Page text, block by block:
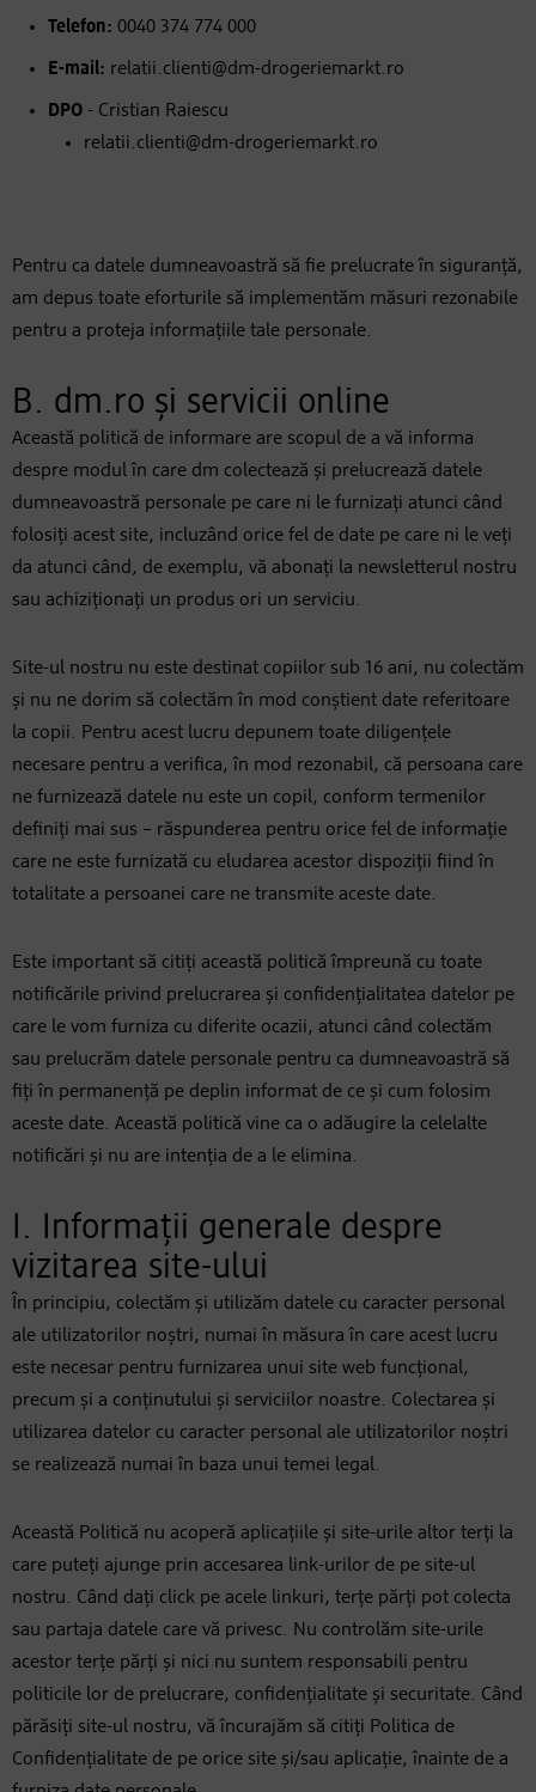
Telefon: 0040 374 774 000
E-mail: relatii.clienti@dm-drogeriemarkt.ro
DPO - Cristian Raiescu
relatii.clienti@dm-drogeriemarkt.ro
Pentru ca datele dumneavoastră să fie prelucrate în siguranță,
am depus toate eforturile să implementăm măsuri rezonabile
pentru a proteja informațiile tale personale.
B. dm.ro și servicii online
Această politică de informare are scopul de a vă informa
despre modul în care dm colectează și prelucrează datele
dumneavoastră personale pe care ni le furnizați atunci când
folosiți acest site, incluzând orice fel de date pe care ni le veți
da atunci când, de exemplu, vă abonați la newsletterul nostru
sau achiziționați un produs ori un serviciu.
Site-ul nostru nu este destinat copiilor sub 16 ani, nu colectăm
și nu ne dorim să colectăm în mod conștient date referitoare
la copii. Pentru acest lucru depunem toate diligențele
necesare pentru a verifica, în mod rezonabil, că persoana care
ne furnizează datele nu este un copil, conform termenilor
definiți mai sus – răspunderea pentru orice fel de informație
care ne este furnizată cu eludarea acestor dispoziții fiind în
totalitate a persoanei care ne transmite aceste date.
Este important să citiți această politică împreună cu toate
notificările privind prelucrarea și confidențialitatea datelor pe
care le vom furniza cu diferite ocazii, atunci când colectăm
sau prelucrăm datele personale pentru ca dumneavoastră să
fiți în permanență pe deplin informat de ce și cum folosim
aceste date. Această politică vine ca o adăugire la celelalte
notificări și nu are intenția de a le elimina.
I. Informații generale despre
vizitarea site-ului
În principiu, colectăm și utilizăm datele cu caracter personal
ale utilizatorilor noștri, numai în măsura în care acest lucru
este necesar pentru furnizarea unui site web funcțional,
precum și a conținutului și serviciilor noastre. Colectarea și
utilizarea datelor cu caracter personal ale utilizatorilor noștri
se realizează numai în baza unui temei legal.
Această Politică nu acoperă aplicațiile și site-urile altor terți la
care puteți ajunge prin accesarea link-urilor de pe site-ul
nostru. Când dați click pe acele linkuri, terțe părți pot colecta
sau partaja datele care vă privesc. Nu controlăm site-urile
acestor terțe părți și nici nu suntem responsabili pentru
politicile lor de prelucrare, confidențialitate și securitate. Când
părăsiți site-ul nostru, vă încurajăm să citiți Politica de
Confidențialitate de pe orice site și/sau aplicație, înainte de a